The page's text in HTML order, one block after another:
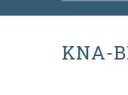
KNA-